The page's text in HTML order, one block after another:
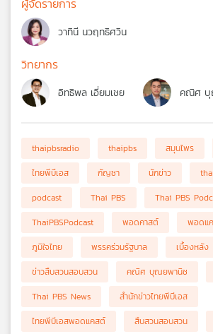
ผู้จัดรายการ
วาทินี นวฤทธิศวิน
วิทยากร
อิทธิพล เอี่ยมเชย คณิศ บุ
thaipbsradio thaipbs สมุนไพร
ไทยพีบีเอส
กัญชา นักข่าว
podcast
Thai PBS
Thai PBS
ThaiPBSPodcast
พอดคาสต์
พอดแ
ภูมิใจไทย
พรรคร่วมรัฐบาล
เบื้องหลัง
ข่าวสืบสวนสอบสวน
คณิศ บุณยพานิช
Thai PBS News
สำนักข่าวไทยพีบีเอส
ไทยพีบีเอสพอดแคสต์
สืบสวนสอบสวน